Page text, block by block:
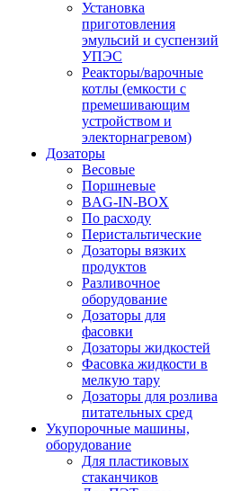
Установка
приготовления
эмульсий и суспензий
УПЭС
Реакторы/варочные
котлы (емкости с
премешивающим
устройством и
электорнагревом)
Дозаторы
Весовые
Поршневые
BAG-IN-BOX
По расходу
Перистальтические
Дозаторы вязких
продуктов
Разливочное
оборудование
Дозаторы для
фасовки
Дозаторы жидкостей
Фасовка жидкости в
мелкую тару
Дозаторы для розлива
питательных сред
Укупорочные машины,
оборудование
Для пластиковых
стаканчиков